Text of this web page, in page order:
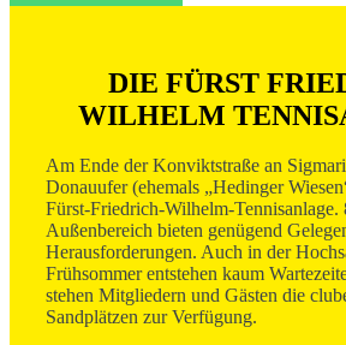
DIE FÜRST
WILHELM
Am Ende der Konviktstraße an
Donauufer (ehemals „Hedinger
Fürst-Friedrich-Wilhelm-Tennisanlage.
Außenbereich bieten genügend
Herausforderungen. Auch in der
Frühsommer entstehen kaum
stehen Mitgliedern und Gästen die
Sandplätzen zur Verfügung.